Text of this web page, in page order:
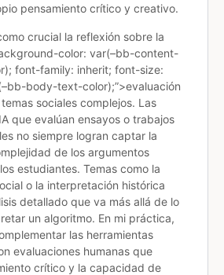
pensamiento crítico y creativo.
crucial la reflexión sobre la
color: var(–bb-content-
font-family: inherit; font-size:
body-text-color);”>evaluación
sociales complejos. Las
que evalúan ensayos o trabajos
no siempre logran captar la
de los argumentos
estudiantes. Temas como la
o la interpretación histórica
detallado que va más allá de lo
un algoritmo. En mi práctica,
las herramientas
evaluaciones humanas que
crítico y la capacidad de